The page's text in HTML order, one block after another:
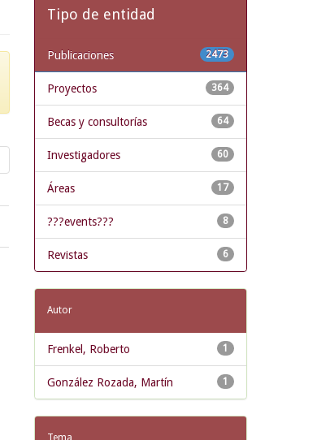
Tipo de entidad
2473
Publicaciones
364
Proyectos
64
Becas y consultorías
60
Investigadores
17
Áreas
8
???events???
6
Revistas
Autor
1
Frenkel, Roberto
1
González Rozada, Martín
Tema